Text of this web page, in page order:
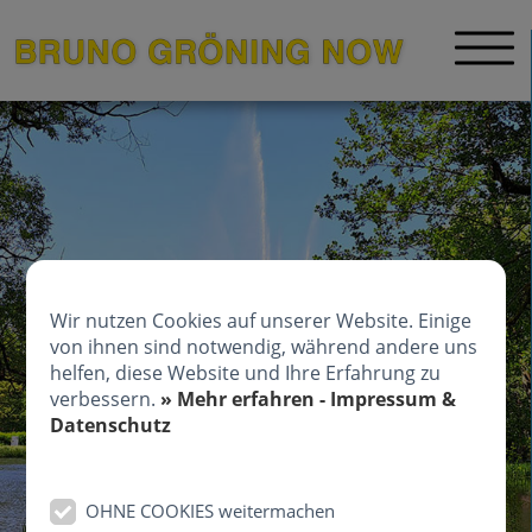
Wir nutzen Cookies auf unserer Website. Einige
von ihnen sind notwendig, während andere uns
helfen, diese Website und Ihre Erfahrung zu
verbessern. » Mehr erfahren - Impressum &
Datenschutz
OHNE COOKIES weitermachen